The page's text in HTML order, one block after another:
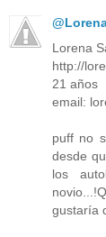
Lorena
http://
21 años
email:
puff no
desde
los
gustaría